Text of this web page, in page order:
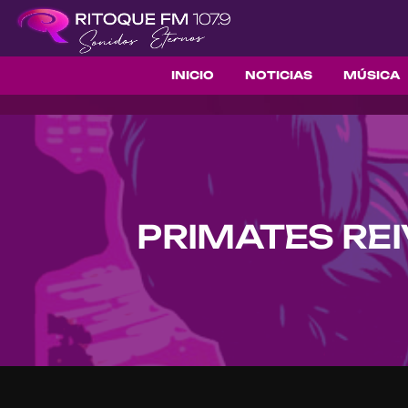
INICIO NOTICIAS MÚSICA
PRIMATES